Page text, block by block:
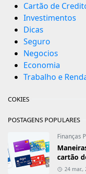
Cartão de
Investimentos
Dicas
Seguro
Negocios
Economia
Trabalho e
COKIES
POSTAGENS POPULARES
Finanças
cartão
24 mar.,